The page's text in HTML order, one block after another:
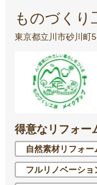
ものづくり
東京都立川市砂川町
得意なリフォー
自然素材リフォー
フルリノベーショ